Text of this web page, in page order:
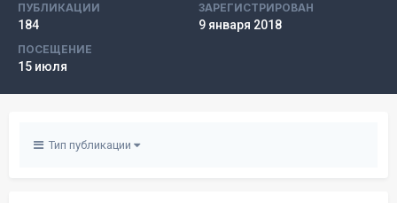
ПУБЛИКАЦИИ
184
ЗАРЕГИСТРИРОВАН
9 января 2018
ПОСЕЩЕНИЕ
15 июля
Тип публикации